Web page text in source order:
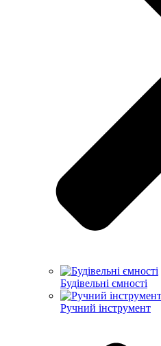
Будівельні ємності
Ручний інструмент